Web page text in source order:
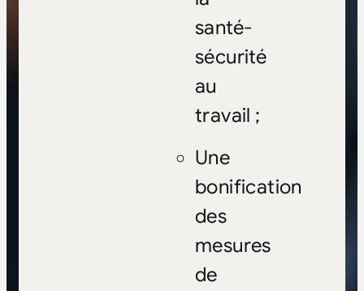
santé-
sécurité
au
travail ;
Une
bonification
des
mesures
de